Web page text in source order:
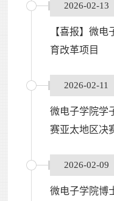
2026-02-13
【喜报】微
育改革项目
2026-02-11
微电子学院学
赛亚太地区决
2026-02-09
微电子学院博